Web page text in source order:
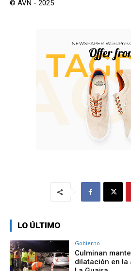
© AVN - 2025
LO ÚLTIMO
Gobierno
Culminan
dilatación en la